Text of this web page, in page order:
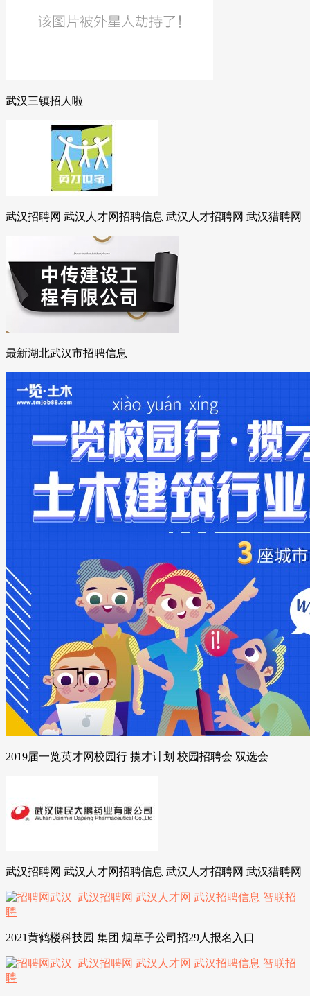
武汉三镇招人啦
武汉招聘网 武汉人才网招聘信息 武汉人才招聘网 武汉猎聘网
最新湖北武汉市招聘信息
2019届一览英才网校园行 揽才计划 校园招聘会 双选会
武汉招聘网 武汉人才网招聘信息 武汉人才招聘网 武汉猎聘网
2021黄鹤楼科技园 集团 烟草子公司招29人报名入口